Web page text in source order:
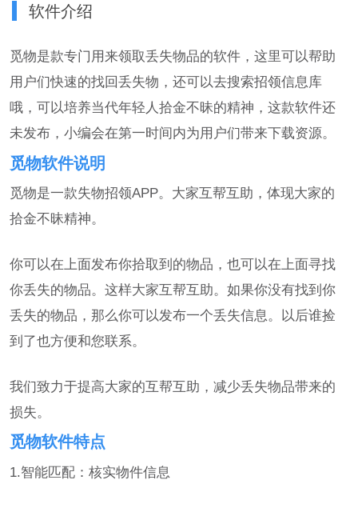
软件介绍
觅物是款专门用来领取丢失物品的软件，这里可以帮助
用户们快速的找回丢失物，还可以去搜索招领信息库
哦，可以培养当代年轻人拾金不昧的精神，这款软件还
未发布，小编会在第一时间内为用户们带来下载资源。
觅物软件说明
觅物是一款失物招领APP。大家互帮互助，体现大家的
拾金不昧精神。
你可以在上面发布你拾取到的物品，也可以在上面寻找
你丢失的物品。这样大家互帮互助。如果你没有找到你
丢失的物品，那么你可以发布一个丢失信息。以后谁捡
到了也方便和您联系。
我们致力于提高大家的互帮互助，减少丢失物品带来的
损失。
觅物软件特点
1.智能匹配：核实物件信息